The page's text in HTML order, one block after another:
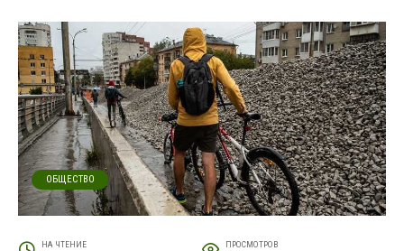
ОБЩЕСТВО
НА ЧТЕНИЕ ПРОСМОТРОВ